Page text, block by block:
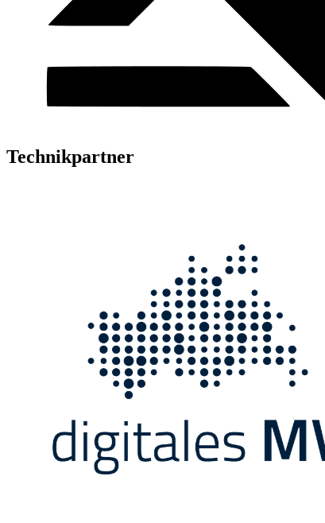
Technikpartner